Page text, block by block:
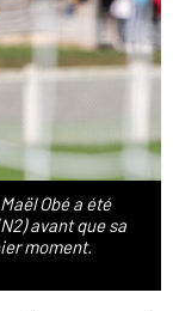
Obé a été
avant que sa
moment.